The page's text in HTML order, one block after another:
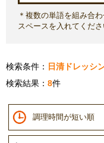
＊複数の単語を組み合
スペースを入れてくださ
検索条件： 日清ドレッシ
検索結果： 8件
調理時間が短い順